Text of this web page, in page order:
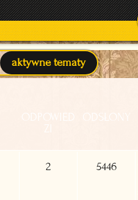
aktywne tematy
ODPOWIED
ODSŁONY
2 5446